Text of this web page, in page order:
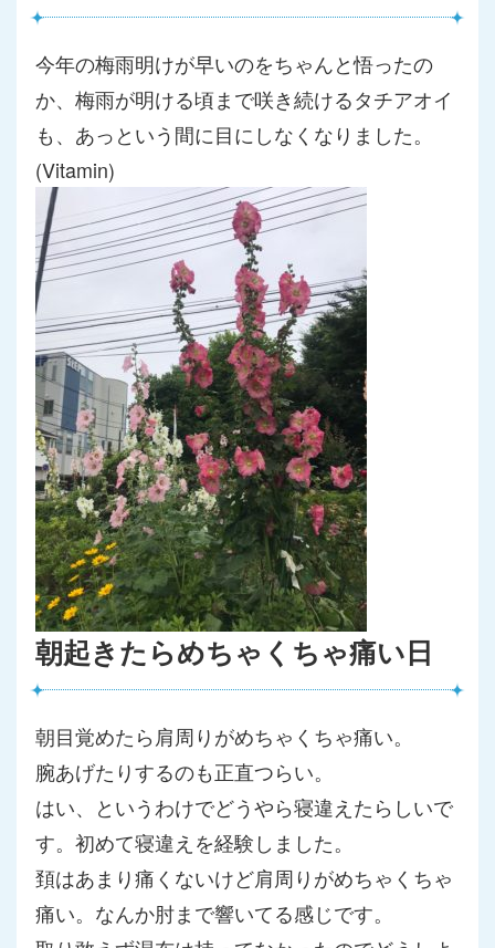
今年の梅雨明けが早いのをちゃんと悟ったの
か、梅雨が明ける頃まで咲き続けるタチアオイ
も、あっという間に目にしなくなりました。
(Vitamin)
朝起きたらめちゃくちゃ痛い日
朝目覚めたら肩周りがめちゃくちゃ痛い。
腕あげたりするのも正直つらい。
はい、というわけでどうやら寝違えたらしいで
す。初めて寝違えを経験しました。
頚はあまり痛くないけど肩周りがめちゃくちゃ
痛い。なんか肘まで響いてる感じです。